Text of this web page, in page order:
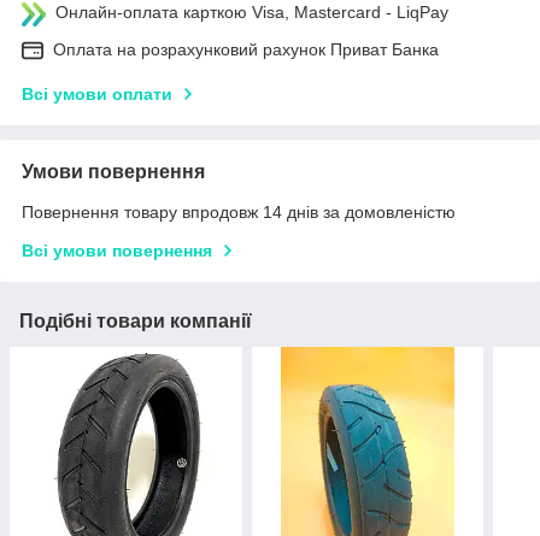
Онлайн-оплата карткою Visa, Mastercard - LiqPay
Оплата на розрахунковий рахунок Приват Банка
Всі умови оплати
Умови повернення
Повернення товару впродовж 14 днів за домовленістю
Всі умови повернення
Подібні товари компанії